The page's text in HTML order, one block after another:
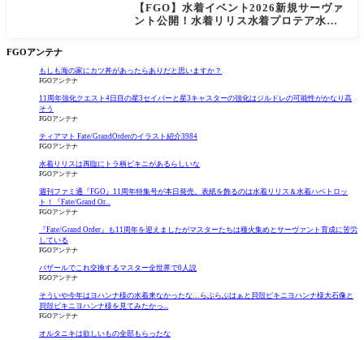
【FGO】水着イベント2026新規サーヴァ
ント公開！水着リリス水着プロテア水着
FGOアンテナ
もしも海の家にカツ丼があったらありだと思いますか？
FGOアンテナ
11周年強化クエスト4日目の星3セイバーと星3キャスターの強化はジルドレの可能性がかなり高
そう
FGOアンテナ
ティアマト Fate/GrandOrderのイラスト紹介3984
FGOアンテナ
水着リリスは再臨にトラ柄ビキニがあるらしいな
FGOアンテナ
週刊ファミ通『FGO』11周年特集号が本日発売。表紙を飾るのは水着リリス＆水着ハベトロッ
ト！『Fate/Grand Or...
FGOアンテナ
『Fate/Grand Order』も11周年を迎えましたがマスターたちは種火集めとサーヴァント育成に苦労
している
FGOアンテナ
バザールでこれ交換するマスター全世界で0人説
FGOアンテナ
そういや今年はヨハンナ様の水着来なかったな…らぶらぶはぁと貝殻ビキニヨハンナ様大石像と
貝殻ビキニヨハンナ様を見てみたかっ...
FGOアンテナ
オルタニキは欲しいもの全部もらったな